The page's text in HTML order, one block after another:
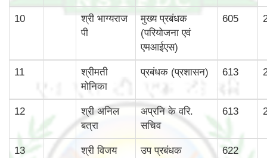
10
श्री भाग्‍यराज
पी
मुख्‍य प्रबंधक
(परियोजना एवं
एमआईएस)
605
11
श्रीमती
मोनिका
प्रबंधक (प्रशासन) 613
12
श्री अनिल
बत्रा
अप्रनि के वरि.
सचिव
613
13
श्री विजय
उप प्रबंधक 622